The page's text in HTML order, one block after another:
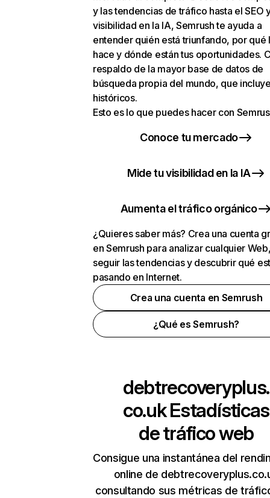
y las tendencias de tráfico hasta el SEO
visibilidad en la IA, Semrush te ayuda a
entender quién está triunfando, por qué
hace y dónde están tus oportunidades.
respaldo de la mayor base de datos de
búsqueda propia del mundo, que
históricos.
Esto es lo que puedes hacer con
Conoce tu mercado
Mide tu visibilidad en la IA
Aumenta el tráfico orgánico
¿Quieres saber más? Crea una cuenta
en Semrush para analizar cualquier
seguir las tendencias y descubrir qué
pasando en Internet.
Crea una cuenta en Semrush
¿Qué es Semrush?
debtrecoveryplus.
co.ukEstadísticas
de tráfico web
Consigue una instantánea del
online de
consultando sus métricas de